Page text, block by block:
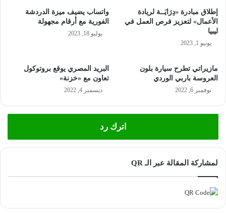
إطلاق مبادرة «دِرَايَــة لريادة
الأعمال» لتعزيز فرص العمل في
ليبيا
يونيو 1, 2023
واتساب يضيف ميزة الدردشة
الفورية مع أرقام مجهولة
يوليو 18, 2023
مازيراتي تطرح سيارة بلون
العروسة باربي الوردي
نوفمبر 6, 2022
البريد المصري يوقع بروتوكول
تعاون مع «خزنة»
ديسمبر 4, 2022
اترك رد
لمشاركة المقالة عبر الـ QR